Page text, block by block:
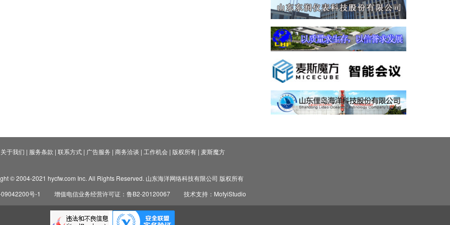
关于我们 | 服务条款 | 联系方式| 广告服务 | 商务洽谈 | 工作机会| 版权所有| 麦斯魔方
© 2004-2021 hycfw.com Inc. All Rights Reserved. 山东海洋网络科技有限公司 版权所有
号-1
增值电信业务经营许可证：鲁B2-20120067 技术支持：MofyiStudio